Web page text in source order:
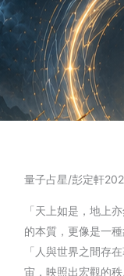
量子占星/彭定軒
「天上如是，地上
的本質，更像是一
「人與世界之間存
宙，映照出宏觀的